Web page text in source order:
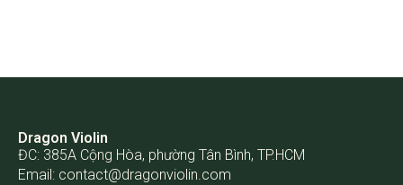
Dragon Violin
ĐC: 385A Cộng Hòa, phường Tân Bình, TP.HCM
Email: contact@dragonviolin.com